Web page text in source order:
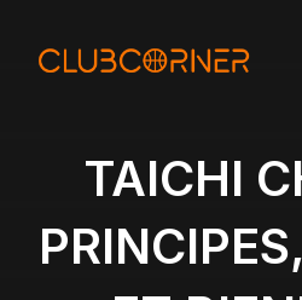
TAICHI